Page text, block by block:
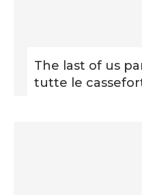
The last of us
tutte le